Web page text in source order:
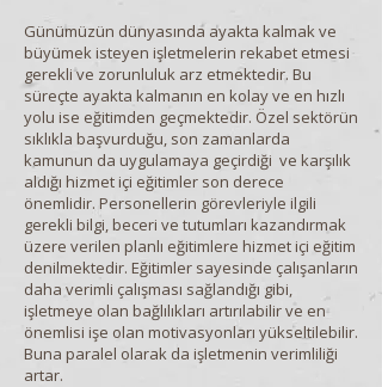
Günümüzün dünyasında ayakta kalmak ve
büyümek isteyen işletmelerin rekabet etmesi
gerekli ve zorunluluk arz etmektedir. Bu
süreçte ayakta kalmanın en kolay ve en hızlı
yolu ise eğitimden geçmektedir. Özel sektörün
sıklıkla başvurduğu, son zamanlarda
kamunun da uygulamaya geçirdiği ve karşılık
aldığı hizmet içi eğitimler son derece
önemlidir. Personellerin görevleriyle ilgili
gerekli bilgi, beceri ve tutumları kazandırmak
üzere verilen planlı eğitimlere hizmet içi eğitim
denilmektedir. Eğitimler sayesinde çalışanların
daha verimli çalışması sağlandığı gibi,
işletmeye olan bağlılıkları artırılabilir ve en
önemlisi işe olan motivasyonları yükseltilebilir.
Buna paralel olarak da işletmenin verimliliği
artar.